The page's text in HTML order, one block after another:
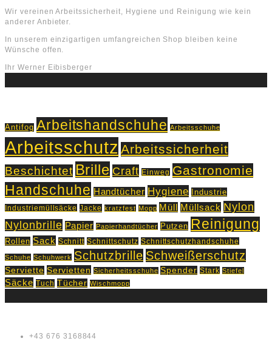
Wir vereinen Arbeitssicherheit, Hygiene und Reinigung wie kein
anderer Anbieter.
In unserem einzigartigen umfangreichen Shop bleiben keine
Wünsche offen.
Ihr Werner Eibisberger
Antifog Arbeitshandschuhe Arbeitsschuhe
Arbeitsschutz Arbeitssicherheit
Beschichtet Brille Craft Einweg Gastronomie
Handschuhe Handtücher Hygiene Industrie
Industriemüllsäcke Jacke kratzfest Mopp Müll Müllsack Nylon
Nylonbrille Papier Papierhandtücher Putzen Reinigung
Rollen Sack Schnitt Schnittschutz Schnittschutzhandschuhe
Schuhe Schuhwerk Schutzbrille Schweißerschutz
Serviette Servietten Sicherheitsschuhe Spender Stark Stiefel
Säcke Tuch Tücher Wischmopp
+43 676 3168844